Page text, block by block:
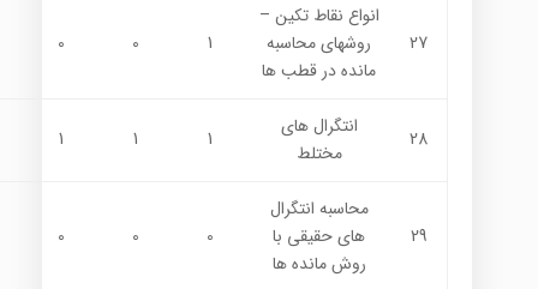
27
انواع نقاط تكين –
روشهاي محاسبه
مانده در قطب ها
1
0
0
28
انتگرال هاي
مختلط
1
1
1
29
محاسبه انتگرال
هاي حقيقي با
روش مانده ها
0
0
0